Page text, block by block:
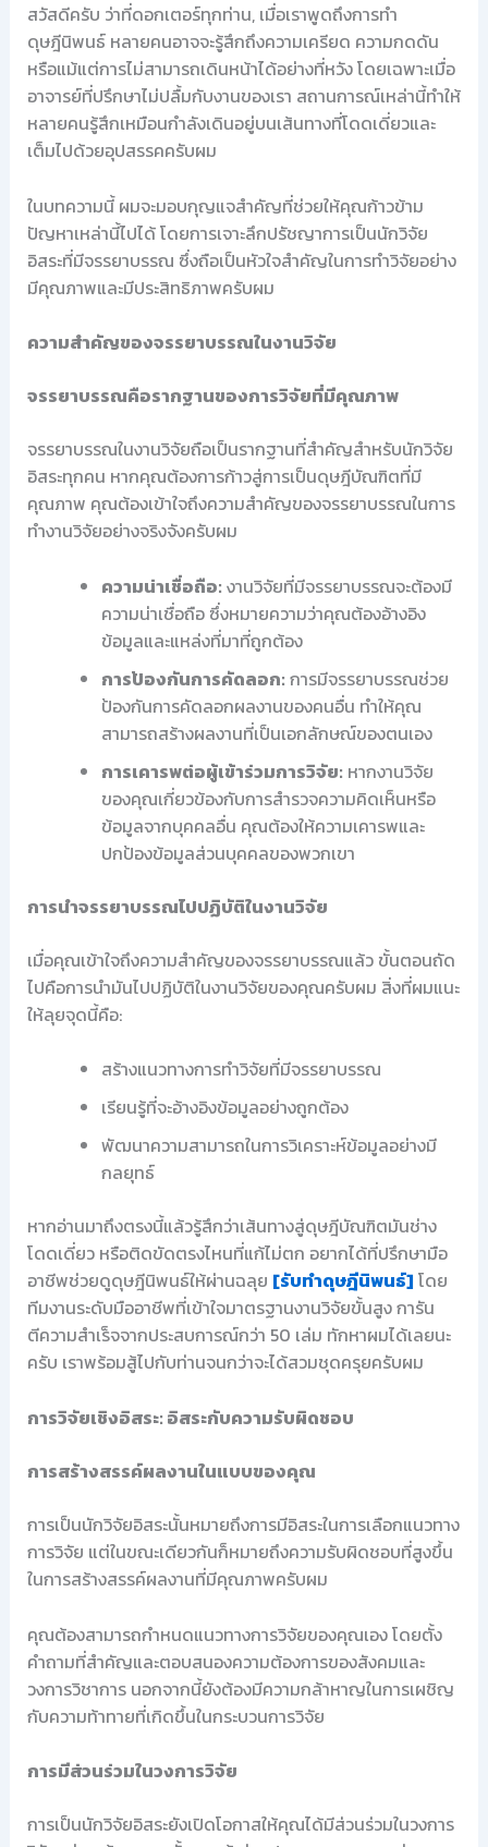
สวัสดีครับ ว่าที่ดอกเตอร์ทุกท่าน, เมื่อเราพูดถึงการทำ
ดุษฎีนิพนธ์ หลายคนอาจจะรู้สึกถึงความเครียด ความกดดัน
หรือแม้แต่การไม่สามารถเดินหน้าได้อย่างที่หวัง โดยเฉพาะเมื่อ
อาจารย์ที่ปรึกษาไม่ปลื้มกับงานของเรา สถานการณ์เหล่านี้ทำให้
หลายคนรู้สึกเหมือนกำลังเดินอยู่บนเส้นทางที่โดดเดี่ยวและ
เต็มไปด้วยอุปสรรคครับผม
ในบทความนี้ ผมจะมอบกุญแจสำคัญที่ช่วยให้คุณก้าวข้าม
ปัญหาเหล่านี้ไปได้ โดยการเจาะลึกปรัชญาการเป็นนักวิจัย
อิสระที่มีจรรยาบรรณ ซึ่งถือเป็นหัวใจสำคัญในการทำวิจัยอย่าง
มีคุณภาพและมีประสิทธิภาพครับผม
ความสำคัญของจรรยาบรรณในงานวิจัย
จรรยาบรรณคือรากฐานของการวิจัยที่มีคุณภาพ
จรรยาบรรณในงานวิจัยถือเป็นรากฐานที่สำคัญสำหรับนักวิจัย
อิสระทุกคน หากคุณต้องการก้าวสู่การเป็นดุษฎีบัณฑิตที่มี
คุณภาพ คุณต้องเข้าใจถึงความสำคัญของจรรยาบรรณในการ
ทำงานวิจัยอย่างจริงจังครับผม
ความน่าเชื่อถือ: งานวิจัยที่มีจรรยาบรรณจะต้องมี
ความน่าเชื่อถือ ซึ่งหมายความว่าคุณต้องอ้างอิง
ข้อมูลและแหล่งที่มาที่ถูกต้อง
การป้องกันการคัดลอก: การมีจรรยาบรรณช่วย
ป้องกันการคัดลอกผลงานของคนอื่น ทำให้คุณ
สามารถสร้างผลงานที่เป็นเอกลักษณ์ของตนเอง
การเคารพต่อผู้เข้าร่วมการวิจัย: หากงานวิจัย
ของคุณเกี่ยวข้องกับการสำรวจความคิดเห็นหรือ
ข้อมูลจากบุคคลอื่น คุณต้องให้ความเคารพและ
ปกป้องข้อมูลส่วนบุคคลของพวกเขา
การนำจรรยาบรรณไปปฏิบัติในงานวิจัย
เมื่อคุณเข้าใจถึงความสำคัญของจรรยาบรรณแล้ว ขั้นตอนถัด
ไปคือการนำมันไปปฏิบัติในงานวิจัยของคุณครับผม สิ่งที่ผมแนะ
ให้ลุยจุดนี้คือ:
สร้างแนวทางการทำวิจัยที่มีจรรยาบรรณ
เรียนรู้ที่จะอ้างอิงข้อมูลอย่างถูกต้อง
พัฒนาความสามารถในการวิเคราะห์ข้อมูลอย่างมี
กลยุทธ์
หากอ่านมาถึงตรงนี้แล้วรู้สึกว่าเส้นทางสู่ดุษฎีบัณฑิตมันช่าง
โดดเดี่ยว หรือติดขัดตรงไหนที่แก้ไม่ตก อยากได้ที่ปรึกษามือ
อาชีพช่วยดูดุษฎีนิพนธ์ให้ผ่านฉลุย [รับทำดุษฎีนิพนธ์] โดย
ทีมงานระดับมืออาชีพที่เข้าใจมาตรฐานงานวิจัยขั้นสูง การัน
ตีความสำเร็จจากประสบการณ์กว่า 50 เล่ม ทักหาผมได้เลยนะ
ครับ เราพร้อมสู้ไปกับท่านจนกว่าจะได้สวมชุดครุยครับผม
การวิจัยเชิงอิสระ: อิสระกับความรับผิดชอบ
การสร้างสรรค์ผลงานในแบบของคุณ
การเป็นนักวิจัยอิสระนั้นหมายถึงการมีอิสระในการเลือกแนวทาง
การวิจัย แต่ในขณะเดียวกันก็หมายถึงความรับผิดชอบที่สูงขึ้น
ในการสร้างสรรค์ผลงานที่มีคุณภาพครับผม
คุณต้องสามารถกำหนดแนวทางการวิจัยของคุณเอง โดยตั้ง
คำถามที่สำคัญและตอบสนองความต้องการของสังคมและ
วงการวิชาการ นอกจากนี้ยังต้องมีความกล้าหาญในการเผชิญ
กับความท้าทายที่เกิดขึ้นในกระบวนการวิจัย
การมีส่วนร่วมในวงการวิจัย
การเป็นนักวิจัยอิสระยังเปิดโอกาสให้คุณได้มีส่วนร่วมในวงการ